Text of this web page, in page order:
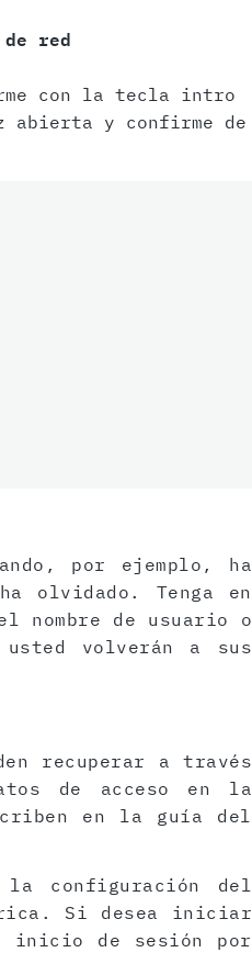
red
con la tecla intro
y confirme de
por ejemplo, ha
olvidado. Tenga en
nombre de usuario o
volverán a sus
recuperar a través
de acceso en la
en la guía del
la configuración del
Si desea iniciar
inicio de sesión por